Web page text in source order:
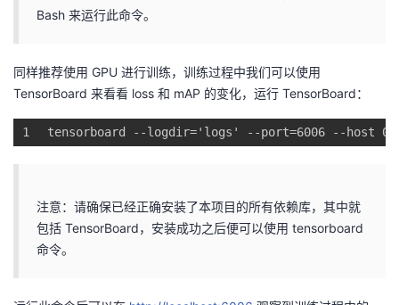
Bash 来运行此命令。
同样推荐使用 GPU 进行训练，训练过程中我们可以使用
TensorBoard 来看看 loss 和 mAP 的变化，运行 TensorBoard：
1 tensorboard --logdir='logs' --port=6006 --host
注意：请确保已经正确安装了本项目的所有依赖库，其中就
包括 TensorBoard，安装成功之后便可以使用 tensorboard
命令。